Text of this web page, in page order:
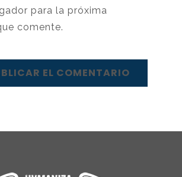
para la próxima
comente.